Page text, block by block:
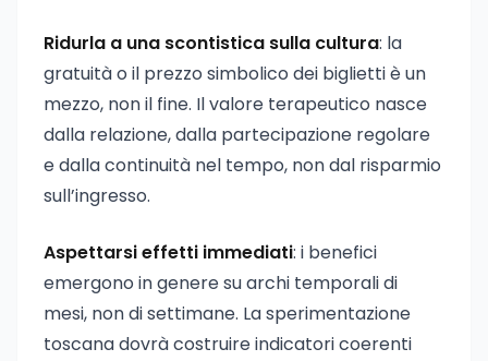
Ridurla a una scontistica sulla cultura: la
gratuità o il prezzo simbolico dei biglietti è un
mezzo, non il fine. Il valore terapeutico nasce
dalla relazione, dalla partecipazione regolare
e dalla continuità nel tempo, non dal risparmio
sull’ingresso.
Aspettarsi effetti immediati: i benefici
emergono in genere su archi temporali di
mesi, non di settimane. La sperimentazione
toscana dovrà costruire indicatori coerenti